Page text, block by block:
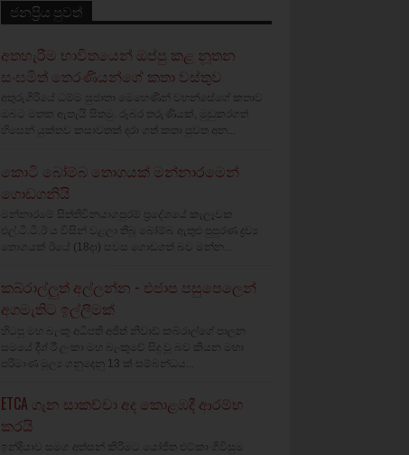
ජනප්‍රිය පුවත්
අතහැරීම භාවිතයෙන් ඔප්පු කළ නූතන
සංඝමිත් තෙරණියන්ගේ කතා වස්‌තුව
අතුරුගිරියේ ධම්ම සුජාතා මෙහෙණින් වහන්සේගේ කතාව
ඔබට මතක ඇතැයි සිතමු. රූබර තරුණියක්‌, මුඩුකරගත්
හිසෙන් යුක්‌තව කසාවතක්‌ දරා ගත් කතා පුවත අන...
කොටි බෝම්බ තොගයක් මන්නාරමෙන්
ගොඩගනියි
මන්නාරමේ සිත්තිවිනයාගපුරම් ප්‍රදේශයේ කැලෑවක
එල්.ටී.ටී.ඊ ය විසින් වළලා තිබූ බෝම්බ ඇතුළු පුපුරණ ද්‍රව්‍ය
තොගයක් ඊයේ (18දා) සවස ගොඩගත් බව මන්න...
කබ්රාල්ලුත් අල්ලන්න - එජාප පසුපෙලෙන්
අගමැතිට ඉල්ලීමක්
හිටපු මහ බැංකු අධිපති අජිත් නිවාඩ් කබ්රාල්ගේ පාලන
සමයේ දීශ්‍ රී ලංකා මහ බැංකුවේ සිදු වූ බව කියන මහා
පරිමාණ මූල්‍ය ගනුදෙනු 13 ක් සම්බන්ධය...
ETCA ගැන සාකච්චා අද කොළඹදී ආරම්භ
කරයි
ඉන්දියාව සමග අත්සන් කිරීමට යෝජිත එට්කා ගිවිසුම